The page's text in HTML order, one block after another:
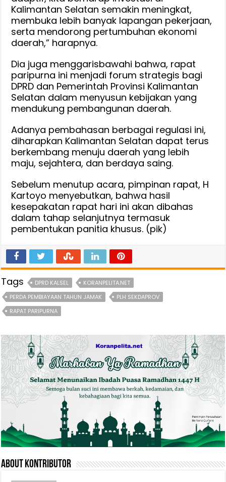
Kalimantan Selatan semakin meningkat,
membuka lebih banyak lapangan pekerjaan,
serta mendorong pertumbuhan ekonomi
daerah,” harapnya.
Dia juga menggarisbawahi bahwa, rapat
paripurna ini menjadi forum strategis bagi
DPRD dan Pemerintah Provinsi Kalimantan
Selatan dalam menyusun kebijakan yang
mendukung pembangunan daerah.
Adanya pembahasan berbagai regulasi ini,
diharapkan Kalimantan Selatan dapat terus
berkembang menuju daerah yang lebih
maju, sejahtera, dan berdaya saing.
Sebelum menutup acara, pimpinan rapat, H
Kartoyo menyebutkan, bahwa hasil
kesepakatan rapat hari ini akan dibahas
dalam tahap selanjutnya termasuk
pembentukan panitia khusus. (pik)
Tags DPRD KALSEL
KORANPELITA.NET
PERDA PEMBIAYAAN TAHUN JAMAK
PLH SEKDAPROV
RAPAT PARIPURNA
About Kontributor